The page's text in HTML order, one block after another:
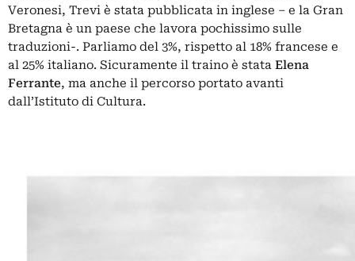
Veronesi, Trevi è stata pubblicata in inglese – e la Gran
Bretagna è un paese che lavora pochissimo sulle
traduzioni-. Parliamo del 3%, rispetto al 18% francese e
al 25% italiano. Sicuramente il traino è stata Elena
Ferrante, ma anche il percorso portato avanti
dall’Istituto di Cultura.